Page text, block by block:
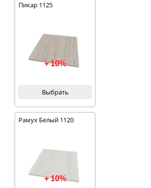
Пикар 1125
+ 10%
Выбрать
Рамух Белый 1120
+ 10%